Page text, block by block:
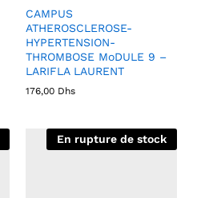
CAMPUS
ATHEROSCLEROSE-
HYPERTENSION-
THROMBOSE MoDULE 9 –
LARIFLA LAURENT
176,00 Dhs
En rupture de stock